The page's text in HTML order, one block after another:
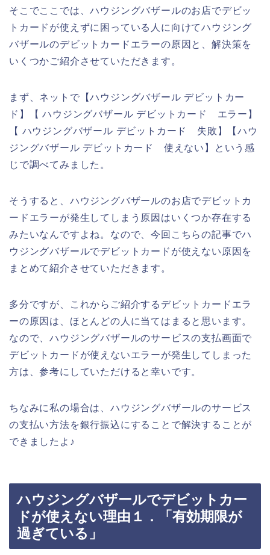
そこでここでは、ハウジングバザールのお店でデビッ
トカードが使えずに困っている人に向けてハウジング
バザールのデビットカードエラーの原因と、解決策を
いくつかご紹介させていただきます。
まず、ネットで【ハウジングバザール デビットカー
ド】【 ハウジングバザール デビットカード エラー】
【 ハウジングバザール デビットカード 失敗】【ハウ
ジングバザール デビットカード 使えない】という感
じで調べてみました。
そうすると、ハウジングバザールのお店でデビットカ
ードエラーが発生してしまう原因はいくつか存在する
みたいなんですよね。なので、今回こちらの記事でハ
ウジングバザールでデビットカードが使えない原因を
まとめて紹介させていただきます。
多分ですが、これからご紹介するデビットカードエラ
ーの原因は、ほとんどの人に当てはまると思います。
なので、ハウジングバザールのサービスの支払画面で
デビットカードが使えないエラーが発生してしまった
方は、参考にしていただけると幸いです。
ちなみに私の場合は、ハウジングバザールのサービス
の支払い方法を銀行振込にすることで解決することが
できましたよ♪
ハウジングバザールでデビットカー
ドが使えない理由１．「有効期限が
過ぎている」